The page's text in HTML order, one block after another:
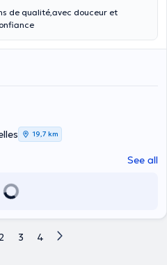
de qualité,avec douceur et
19,7 km
See all
2 3 4